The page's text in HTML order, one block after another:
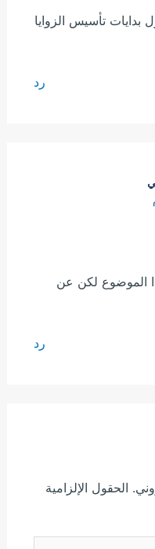
بدايات تأسيس الزوايا
رد
الموضوع لكن عن
رد
الحقول الإلزامية